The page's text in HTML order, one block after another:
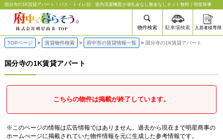
国分寺の1K賃貸アパート | 府中の賃貸なら明星商事
物件検索 駐車場検索 入居者様専用
国分寺の1K賃貸アパート！バス・トイレ別 室内洗濯機置き場礼金なし敷金なしネット無料｜明星商事
TOPページ 賃貸物件検索 府中市の賃貸情報一覧 国分寺の1K賃貸アパート
国分寺の1K賃貸アパート
こちらの物件は掲載が終了しています。
※このページの情報は広告情報ではありません。過去から現在まで明星商事の
ホームぺージに掲載されていた物件情報を元に生成した参考情報です。